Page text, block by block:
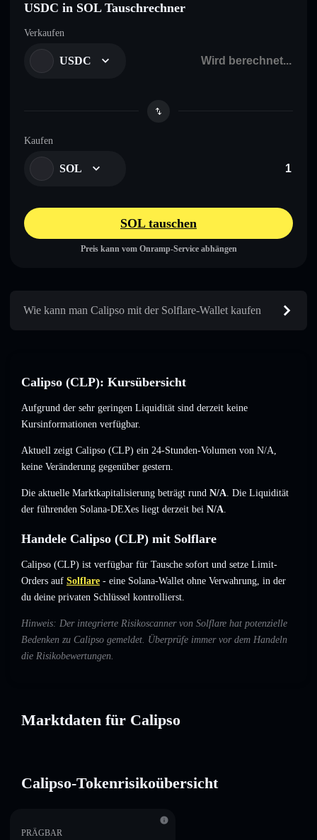
USDC in SOL Tauschrechner
Verkaufen
USDC
Kaufen
SOL
SOL tauschen
Preis kann vom Onramp-Service abhängen
Wie kann man Calipso mit der Solflare-Wallet kaufen
Calipso (CLP): Kursübersicht
Aufgrund der sehr geringen Liquidität sind derzeit keine
Kursinformationen verfügbar.
Aktuell zeigt Calipso (CLP) ein 24-Stunden-Volumen von N/A,
keine Veränderung gegenüber gestern.
Die aktuelle Marktkapitalisierung beträgt rund N/A. Die Liquidität
der führenden Solana-DEXes liegt derzeit bei N/A.
Handele Calipso (CLP) mit Solflare
Calipso (CLP) ist verfügbar für Tausche sofort und setze Limit-
Orders auf Solflare - eine Solana-Wallet ohne Verwahrung, in der
du deine privaten Schlüssel kontrollierst.
Hinweis: Der integrierte Risikoscanner von Solflare hat potenzielle
Bedenken zu Calipso gemeldet. Überprüfe immer vor dem Handeln
die Risikobewertungen.
Marktdaten für Calipso
Calipso-Tokenrisikoübersicht
PRÄGBAR